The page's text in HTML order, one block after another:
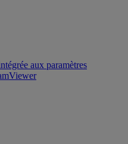
aux paramètres